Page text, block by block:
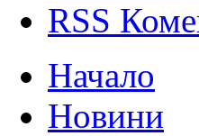
RSS
Начало
Новини